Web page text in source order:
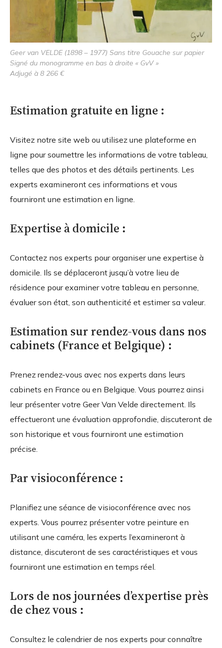
Geer van VELDE (1898 – 1977) Sans titre Gouache sur papier
Signé du monogramme en bas à droite « GvV »
Adjugé à 8 266 €
Estimation gratuite en ligne :
Visitez notre site web ou utilisez une plateforme en
ligne pour soumettre les informations de votre tableau,
telles que des photos et des détails pertinents. Les
experts examineront ces informations et vous
fourniront une estimation en ligne.
Expertise à domicile :
Contactez nos experts pour organiser une expertise à
domicile. Ils se déplaceront jusqu’à votre lieu de
résidence pour examiner votre tableau en personne,
évaluer son état, son authenticité et estimer sa valeur.
Estimation sur rendez-vous dans nos
cabinets (France et Belgique) :
Prenez rendez-vous avec nos experts dans leurs
cabinets en France ou en Belgique. Vous pourrez ainsi
leur présenter votre Geer Van Velde directement. Ils
effectueront une évaluation approfondie, discuteront de
son historique et vous fourniront une estimation
précise.
Par visioconférence :
Planifiez une séance de visioconférence avec nos
experts. Vous pourrez présenter votre peinture en
utilisant une caméra, les experts l’examineront à
distance, discuteront de ses caractéristiques et vous
fourniront une estimation en temps réel.
Lors de nos journées d’expertise près
de chez vous :
Consultez le calendrier de nos experts pour connaître